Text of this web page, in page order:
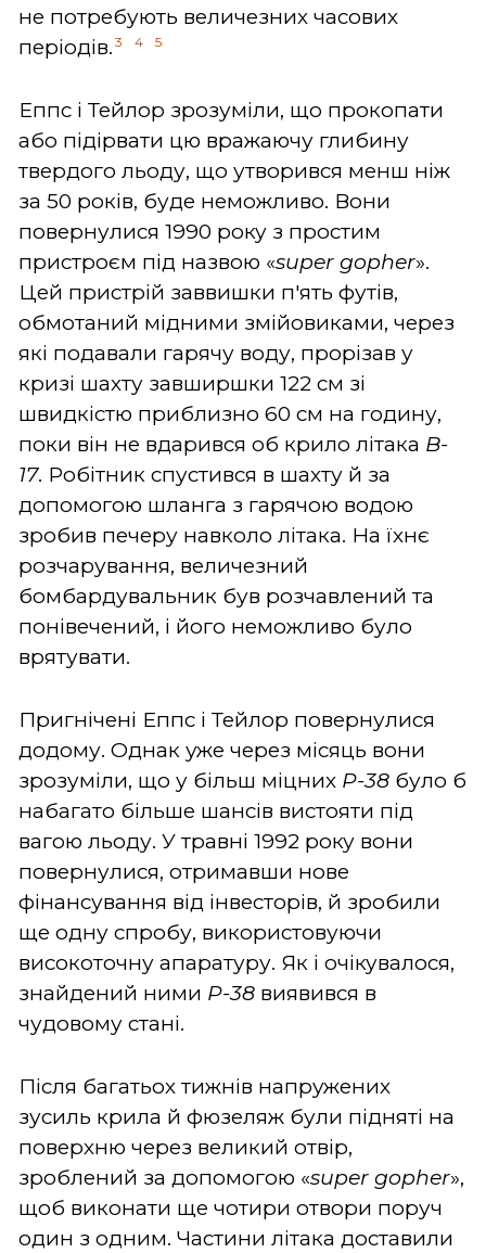
не потребують величезних часових
періодів. 3 4 5
Еппс і Тейлор зрозуміли, що прокопати
або підірвати цю вражаючу глибину
твердого льоду, що утворився менш ніж
за 50 років, буде неможливо. Вони
повернулися 1990 року з простим
пристроєм під назвою «super gopher».
Цей пристрій заввишки п'ять футів,
обмотаний мідними змійовиками, через
які подавали гарячу воду, прорізав у
кризі шахту завширшки 122 см зі
швидкістю приблизно 60 см на годину,
поки він не вдарився об крило літака B-
17. Робітник спустився в шахту й за
допомогою шланга з гарячою водою
зробив печеру навколо літака. На їхнє
розчарування, величезний
бомбардувальник був розчавлений та
понівечений, і його неможливо було
врятувати.
Пригнічені Еппс і Тейлор повернулися
додому. Однак уже через місяць вони
зрозуміли, що у більш міцних P-38 було б
набагато більше шансів вистояти під
вагою льоду. У травні 1992 року вони
повернулися, отримавши нове
фінансування від інвесторів, й зробили
ще одну спробу, використовуючи
високоточну апаратуру. Як і очікувалося,
знайдений ними P-38 виявився в
чудовому стані.
Після багатьох тижнів напружених
зусиль крила й фюзеляж були підняті на
поверхню через великий отвір,
зроблений за допомогою «super gopher»,
щоб виконати ще чотири отвори поруч
один з одним. Частини літака доставили